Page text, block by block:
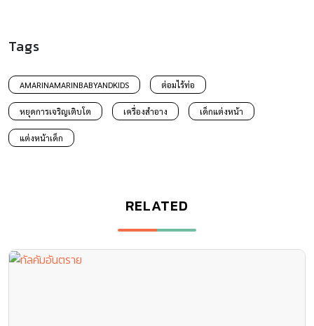
Tags
AMARINAMARINBABYANDKIDS ต่อมไร้ท่อ
หยุดการเจริญเติบโต เครื่องสำอาง เด็กแต่งหน้า
แต่งหน้าเด็ก
RELATED